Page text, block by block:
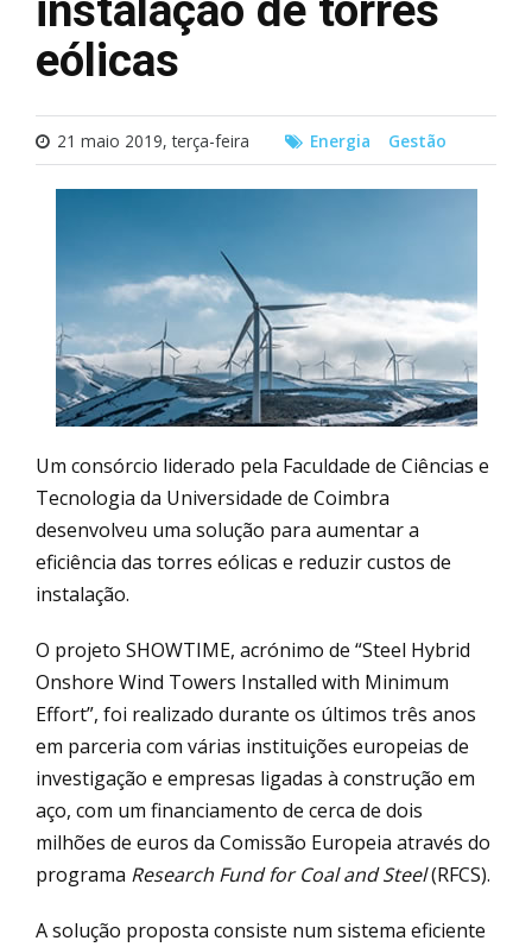
eólicas
21 maio 2019, terça-feira Energia Gestão
Um consórcio liderado pela Faculdade de Ciências e
Tecnologia da Universidade de Coimbra
desenvolveu uma solução para aumentar a
eficiência das torres eólicas e reduzir custos de
instalação.
O projeto SHOWTIME, acrónimo de “Steel Hybrid
Onshore Wind Towers Installed with Minimum
Effort”, foi realizado durante os últimos três anos
em parceria com várias instituições europeias de
investigação e empresas ligadas à construção em
aço, com um financiamento de cerca de dois
milhões de euros da Comissão Europeia através do
programa Research Fund for Coal and Steel(RFCS).
A solução proposta consiste num sistema eficiente